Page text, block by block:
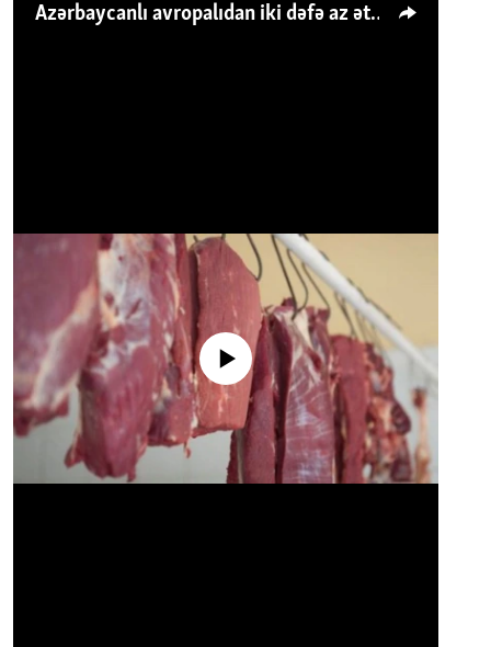
Azərbaycanlı avropalıdan iki dəfə az ət yeyir, amma... 'Qiymət artımı qaçılmazdır'
No media source currently available